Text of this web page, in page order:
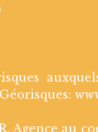
Agence au